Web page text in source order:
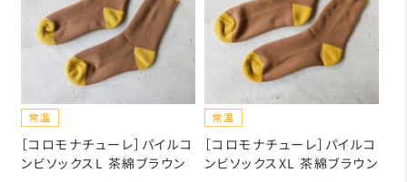
［コロモナチューレ］パイルコ
ンビソックスL 茶綿ブラウン
［コロモナチューレ］パイルコ
ンビソックスXL 茶綿ブラウン